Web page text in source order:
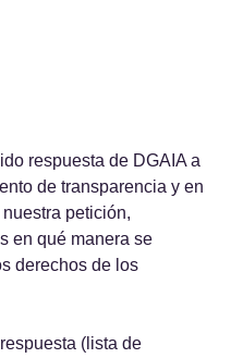
respuesta de DGAIA a
de transparencia y en
petición,
en qué manera se
derechos de los
(lista de